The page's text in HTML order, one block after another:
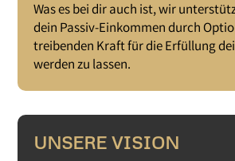
Was es bei dir auch ist, wir
dein Passiv-Einkommen durch
treibenden Kraft für die Erfüllung
werden zu lassen.
UNSERE VISION